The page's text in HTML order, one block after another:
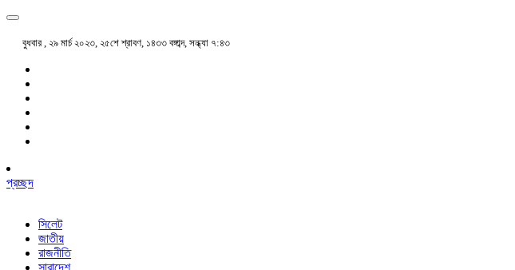
বুধবার , ২৯ মার্চ ২০২৩, ২৫শে শ্রাবণ, ১৪৩৩ বঙ্গাব্দ, সন্ধ্যা ৭:৪৩
প্রচ্ছদ
সিলেট
জাতীয়
রাজনীতি
সারাদেশ